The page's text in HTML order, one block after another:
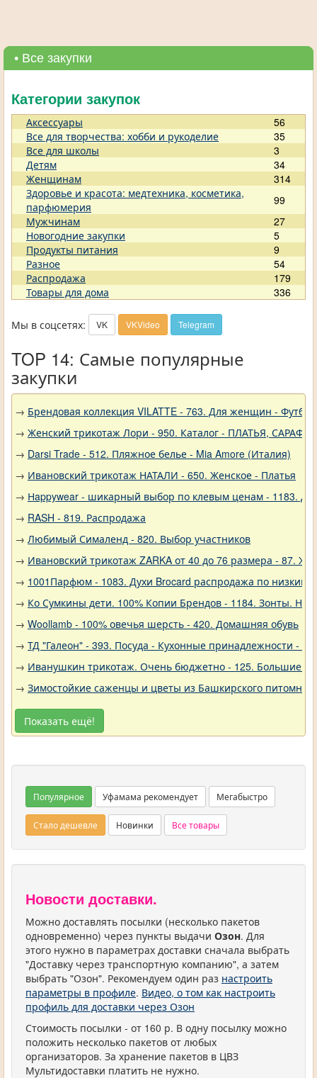
• Все закупки
Категории закупок
Аксессуары
56
Все для творчества: хобби и рукоделие
35
Все для школы
3
Детям
34
Женщинам
314
Здоровье и красота: медтехника, косметика,
парфюмерия
99
Мужчинам
27
Новогодние закупки
5
Продукты питания
9
Разное
54
Распродажа
179
Товары для дома
336
Мы в соцсетях: VK VKVideo Telegram
TOP 14: Самые популярные
закупки
→ Брендовая коллекция VILATTE - 763. Для женщин -
→ Женский трикотаж Лори - 950. Каталог - ПЛАТЬЯ,
→ Darsi Trade - 512. Пляжное белье - Mia Amore (Италия)
→ Ивановский трикотаж НАТАЛИ - 650. Женское - Платья
→ Нappywear - шикарный выбор по клевым ценам - 1183.
→ RASH - 819. Распродажа
→ Любимый Сималенд - 820. Выбор участников
→ Ивановский трикотаж ZARKA от 40 до 76 размера - 87.
→ 1001Парфюм - 1083. Духи Brocard распродажа по низким
→ Ко Сумкины дети. 100% Копии Брендов - 1184. Зонты.
→ Woollamb - 100% овечья шерсть - 420. Домашняя обувь
→ ТД "Галеон" - 393. Посуда - Кухонные принадлежности -
→ Иванушкин трикотаж. Очень бюджетно - 125. Большие
→ Зимостойкие саженцы и цветы из Башкирского
Показать ещё!
Популярное Уфамама рекомендует Мегабыстро
Стало дешевле Новинки Все товары
Новости доставки.
Можно доставлять посылки (несколько пакетов
одновременно) через пункты выдачи Озон. Для
этого нужно в параметрах доставки сначала выбрать
"Доставку через транспортную компанию", а затем
выбрать "Озон". Рекомендуем один раз настроить
параметры в профиле. Видео, о том как настроить
профиль для доставки через Озон
Стоимость посылки - от 160 р. В одну посылку можно
положить несколько пакетов от любых
организаторов. За хранение пакетов в ЦВЗ
Мультидоставки платить не нужно.